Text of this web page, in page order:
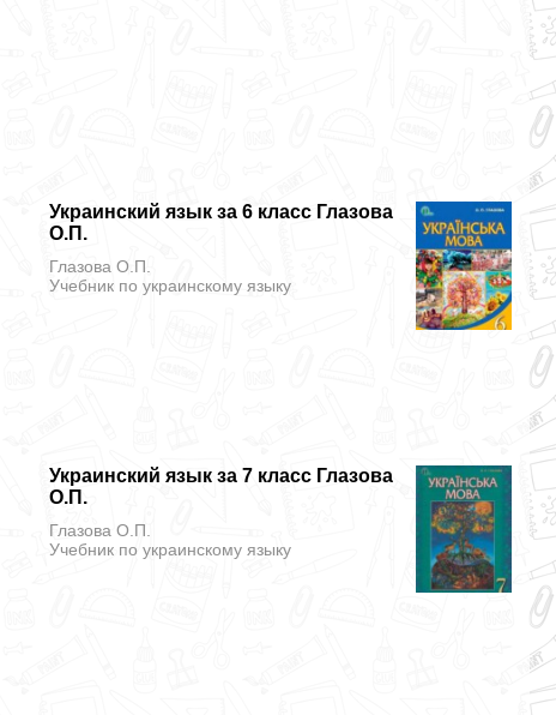
Украинский язык за 6 класс Глазова
О.П.
Глазова О.П.
Учебник по украинскому языку
Украинский язык за 7 класс Глазова
О.П.
Глазова О.П.
Учебник по украинскому языку